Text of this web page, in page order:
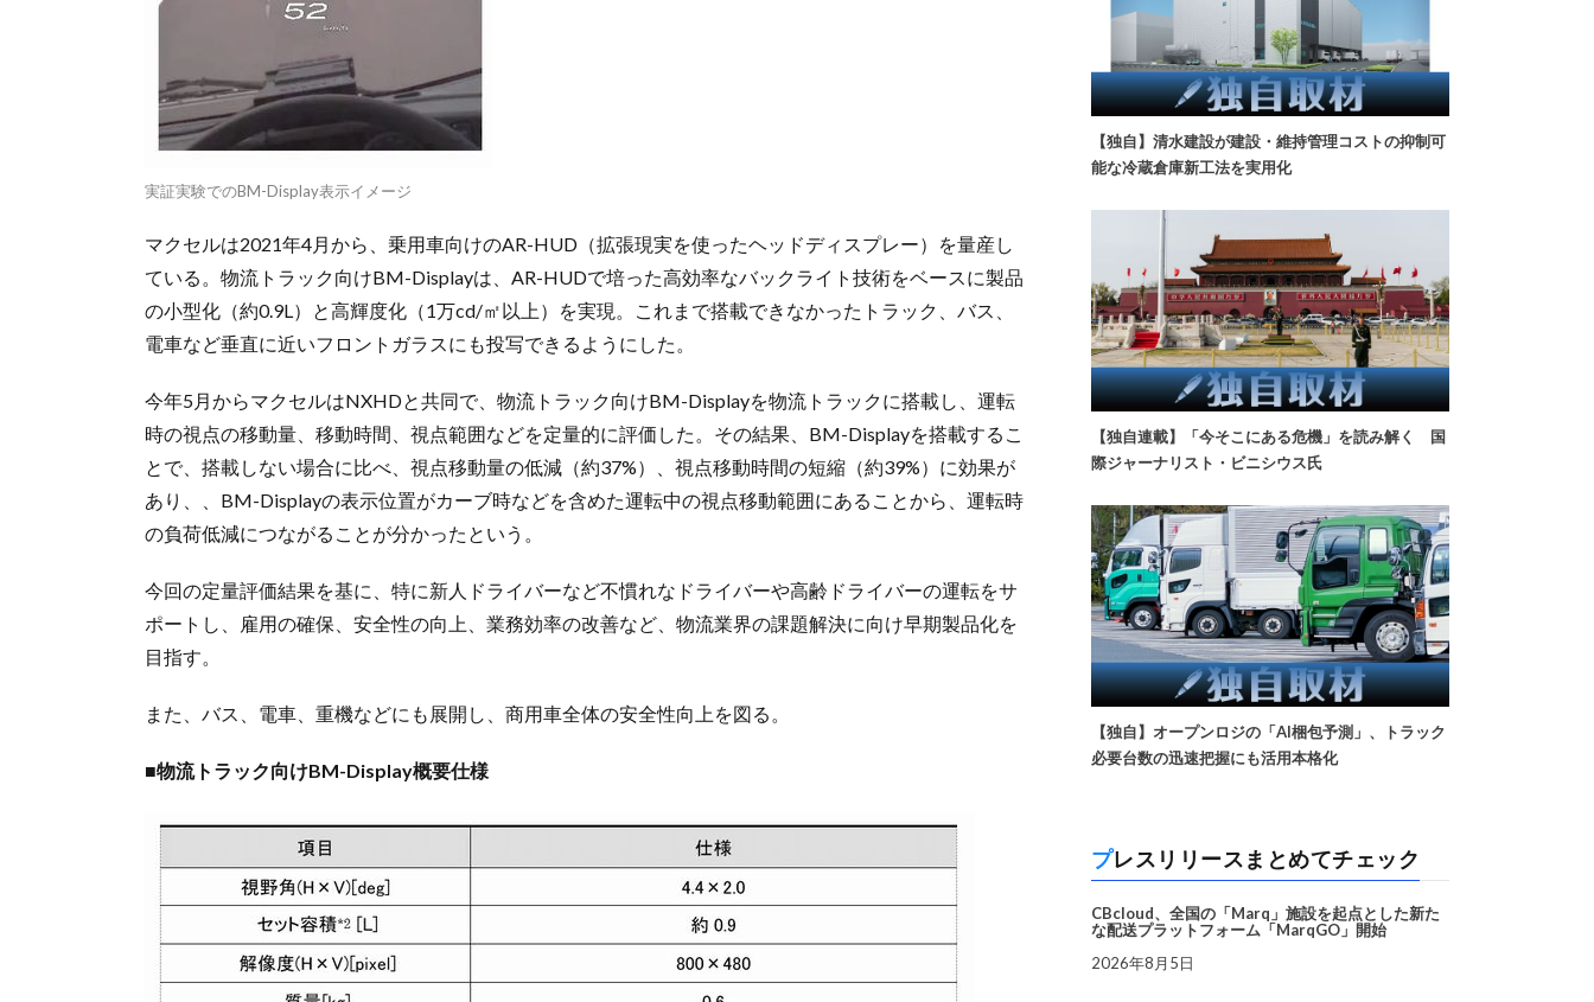
実証実験でのBM-Display表示イメージ
マクセルは2021年4月から、乗用車向けのAR-HUD（拡張現実を使ったヘッドディスプレー）を量産し
ている。物流トラック向けBM-Displayは、AR-HUDで培った高効率なバックライト技術をベースに製品
の小型化（約0.9L）と高輝度化（1万cd/㎡以上）を実現。これまで搭載できなかったトラック、バス、
電車など垂直に近いフロントガラスにも投写できるようにした。
今年5月からマクセルはNXHDと共同で、物流トラック向けBM-Displayを物流トラックに搭載し、運転
時の視点の移動量、移動時間、視点範囲などを定量的に評価した。その結果、BM-Displayを搭載するこ
とで、搭載しない場合に比べ、視点移動量の低減（約37%）、視点移動時間の短縮（約39%）に効果が
あり、、BM-Displayの表示位置がカーブ時などを含めた運転中の視点移動範囲にあることから、運転時
の負荷低減につながることが分かったという。
今回の定量評価結果を基に、特に新人ドライバーなど不慣れなドライバーや高齢ドライバーの運転をサ
ポートし、雇用の確保、安全性の向上、業務効率の改善など、物流業界の課題解決に向け早期製品化を
目指す。
また、バス、電車、重機などにも展開し、商用車全体の安全性向上を図る。
■物流トラック向けBM-Display概要仕様
【独自】清水建設が建設・維持管理コストの抑制可
能な冷蔵倉庫新工法を実用化
【独自連載】「今そこにある危機」を読み解く 国
際ジャーナリスト・ビニシウス氏
【独自】オープンロジの「AI梱包予測」、トラック
必要台数の迅速把握にも活用本格化
プレスリリースまとめてチェック
CBcloud、全国の「Marq」施設を起点とした新た
な配送プラットフォーム「MarqGO」開始
2026年8月5日